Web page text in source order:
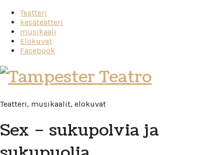
Teatteri
kesäteatteri
musikaali
Elokuvat
Facebook
Tampester
Teatro
Teatteri, musikaalit, elokuvat
Sex – sukupolvia ja